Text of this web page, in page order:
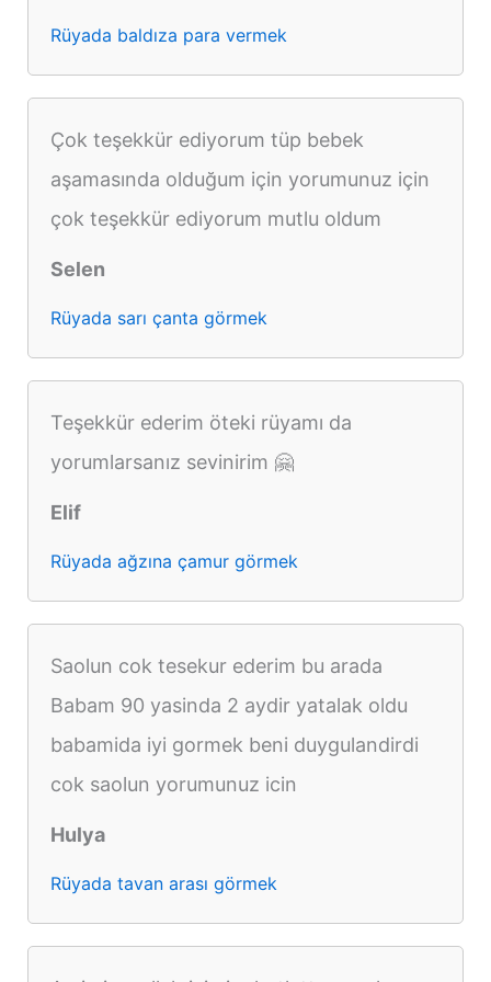
Rüyada baldıza para vermek
Çok teşekkür ediyorum tüp bebek
aşamasında olduğum için yorumunuz için
çok teşekkür ediyorum mutlu oldum
Selen
Rüyada sarı çanta görmek
Teşekkür ederim öteki rüyamı da
yorumlarsanız sevinirim 🤗
Elif
Rüyada ağzına çamur görmek
Saolun cok tesekur ederim bu arada
Babam 90 yasinda 2 aydir yatalak oldu
babamida iyi gormek beni duygulandirdi
cok saolun yorumunuz icin
Hulya
Rüyada tavan arası görmek